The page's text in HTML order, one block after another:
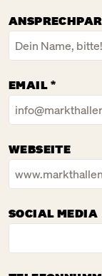
EMAIL*
WEBSEITE
SOCIAL MEDIA